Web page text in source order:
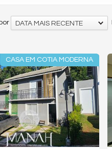
DATA MAIS RECENTE
CASA EM COTIA MODERNA